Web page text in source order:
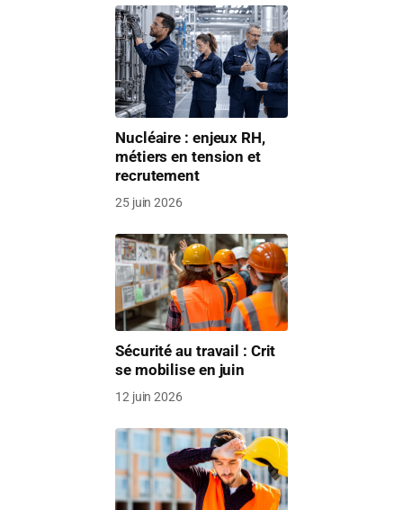
Nucléaire : enjeux RH,
métiers en tension et
recrutement
25 juin 2026
Sécurité au travail : Crit
se mobilise en juin
12 juin 2026